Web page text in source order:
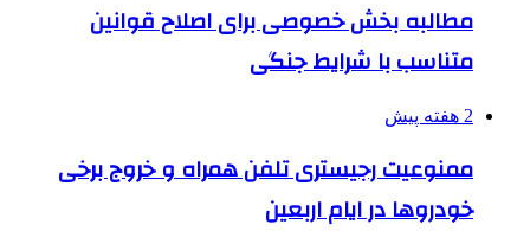
مطالبه بخش خصوصی برای اصلاح قوانین
متناسب با شرایط جنگی
2 هفته پیش
ممنوعیت رجیستری تلفن همراه و خروج برخی
خودروها در ایام اربعین